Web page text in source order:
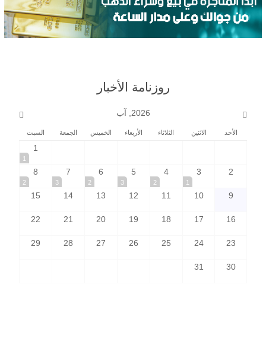
روزنامة الأخبار
2026, آب
الأحد الاثنين الثلاثاء الأربعاء الخميس الجمعة السبت
1
1
2
3
1
4
2
5
3
6
2
7
3
8
2
9
10
11
12
13
14
15
16
17
18
19
20
21
22
23
24
25
26
27
28
29
30
31